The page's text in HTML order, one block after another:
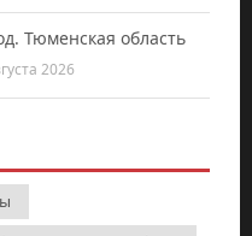
Тюменская область
2026